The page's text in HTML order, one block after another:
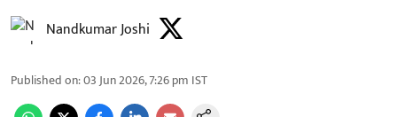
Nandkumar Joshi
Published on:03 Jun 2026, 7:26 pm IST